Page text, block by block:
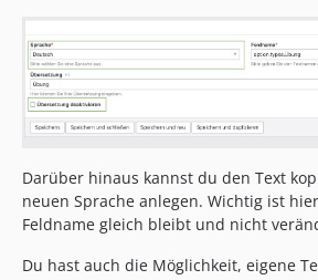
Darüber hinaus kannst du den Text
neuen Sprache anlegen. Wichtig ist
Feldname gleich bleibt und nicht
Du hast auch die Möglichkeit, eigene